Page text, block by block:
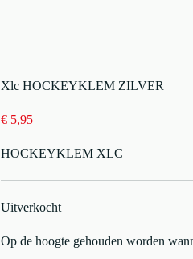
Xlc HOCKEYKLEM ZILVER
€5,95
HOCKEYKLEM XLC
Uitverkocht
Op de hoogte gehouden worden